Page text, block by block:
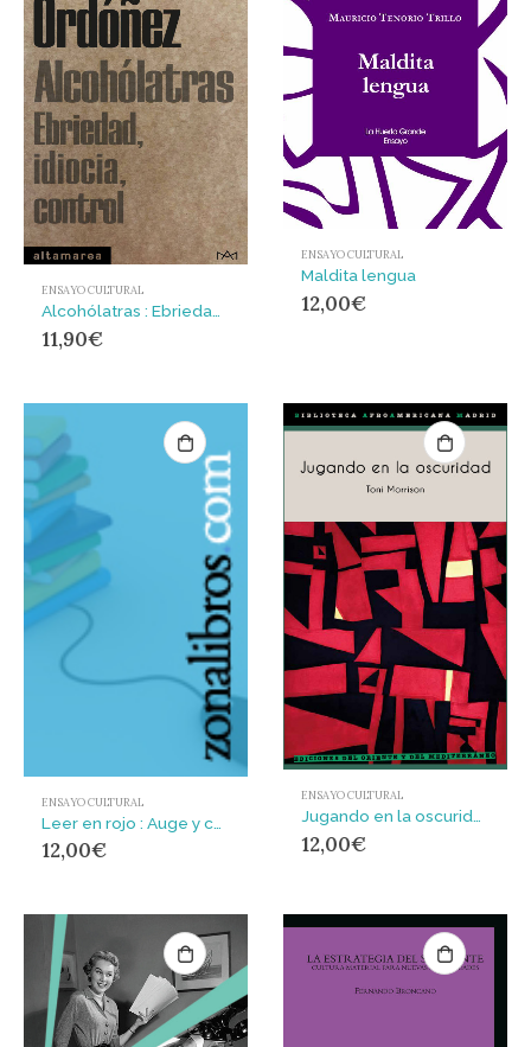
ENSAYO CULTURAL
11,90€
ENSAYO CULTURAL
Maldita lengua
12,00€
ENSAYO CULTURAL
12,00€
ENSAYO CULTURAL
Jugando en la oscuridad : El punto de vista blanco en la imaginación literaria
12,00€